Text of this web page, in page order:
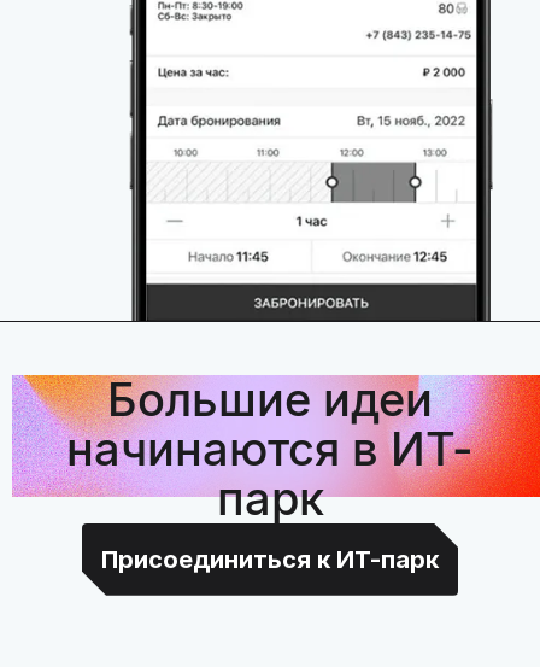
Большие идеи
начинаются в ИТ-
парк
Присоединиться к ИТ-парк